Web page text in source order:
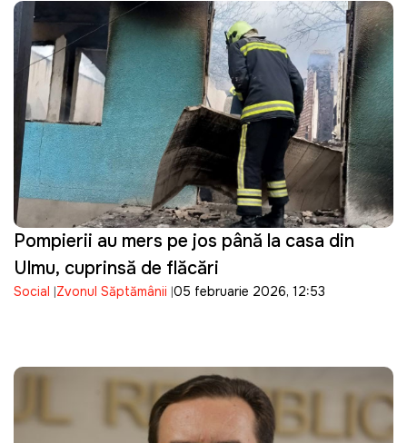
Pompierii au mers pe jos până la casa din
Ulmu, cuprinsă de flăcări
Social Zvonul Săptămânii 05 februarie 2026, 12:53